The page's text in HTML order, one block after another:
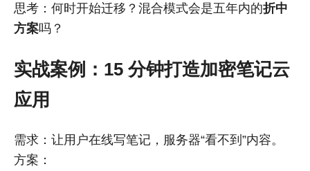
思考：何时开始迁移？混合模式会是五年内的折中
方案吗？
实战案例：15 分钟打造加密笔记云
应用
需求：让用户在线写笔记，服务器“看不到”内容。
方案：